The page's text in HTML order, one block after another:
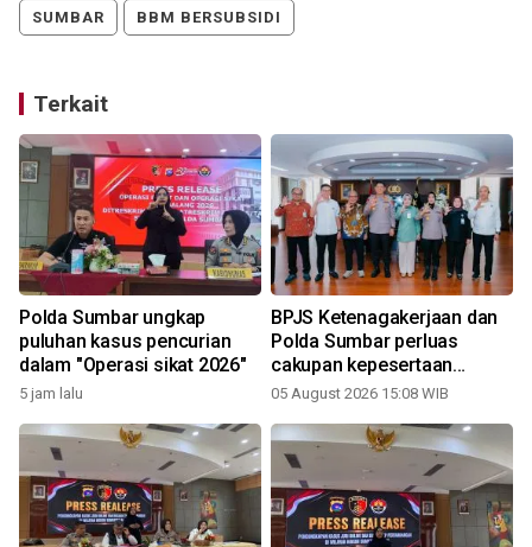
SUMBAR BBM BERSUBSIDI
Terkait
Polda Sumbar ungkap
puluhan kasus pencurian
dalam "Operasi sikat 2026"
5 jam lalu
BPJS Ketenagakerjaan dan
Polda Sumbar perluas
cakupan kepesertaan
Jamsostek
05 August 2026 15:08 WIB